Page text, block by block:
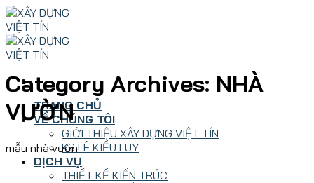
Skip
to
content
TRANG CHỦ
VỀ CHÚNG TÔI
GIỚI THIỆU XÂY DỰNG VIỆT TÍN
KS LÊ KIỀU LUY
DỊCH VỤ
THIẾT KẾ KIẾN TRÚC
Category Archives: NHÀ
VƯỜN
mẫu nhà vườn